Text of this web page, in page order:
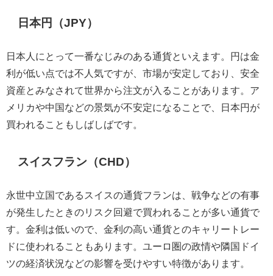
日本円（JPY）
日本人にとって一番なじみのある通貨といえます。円は金
利が低い点では不人気ですが、市場が安定しており、安全
資産とみなされて世界から注文が入ることがあります。ア
メリカや中国などの景気が不安定になることで、日本円が
買われることもしばしばです。
スイスフラン（CHD）
永世中立国であるスイスの通貨フランは、戦争などの有事
が発生したときのリスク回避で買われることが多い通貨で
す。金利は低いので、金利の高い通貨とのキャリートレー
ドに使われることもあります。ユーロ圏の政情や隣国ドイ
ツの経済状況などの影響を受けやすい特徴があります。